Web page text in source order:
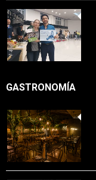
GASTRONOMÍA